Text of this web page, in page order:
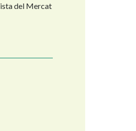
del Mercat